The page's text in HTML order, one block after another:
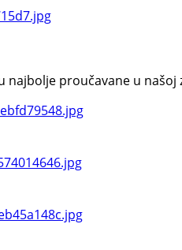
proučavane u